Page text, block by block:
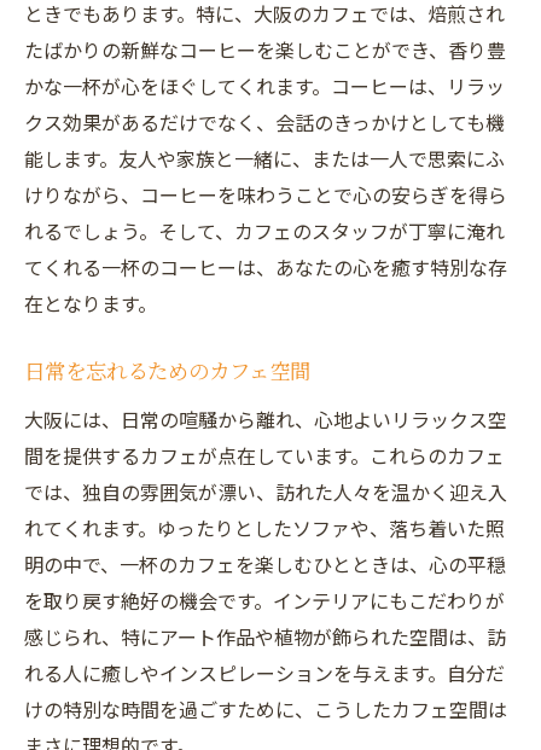
ときでもあります。特に、大阪のカフェでは、焙煎され
たばかりの新鮮なコーヒーを楽しむことができ、香り豊
かな一杯が心をほぐしてくれます。コーヒーは、リラッ
クス効果があるだけでなく、会話のきっかけとしても機
能します。友人や家族と一緒に、または一人で思索にふ
けりながら、コーヒーを味わうことで心の安らぎを得ら
れるでしょう。そして、カフェのスタッフが丁寧に淹れ
てくれる一杯のコーヒーは、あなたの心を癒す特別な存
在となります。
日常を忘れるためのカフェ空間
大阪には、日常の喧騒から離れ、心地よいリラックス空
間を提供するカフェが点在しています。これらのカフェ
では、独自の雰囲気が漂い、訪れた人々を温かく迎え入
れてくれます。ゆったりとしたソファや、落ち着いた照
明の中で、一杯のカフェを楽しむひとときは、心の平穏
を取り戻す絶好の機会です。インテリアにもこだわりが
感じられ、特にアート作品や植物が飾られた空間は、訪
れる人に癒しやインスピレーションを与えます。自分だ
けの特別な時間を過ごすために、こうしたカフェ空間は